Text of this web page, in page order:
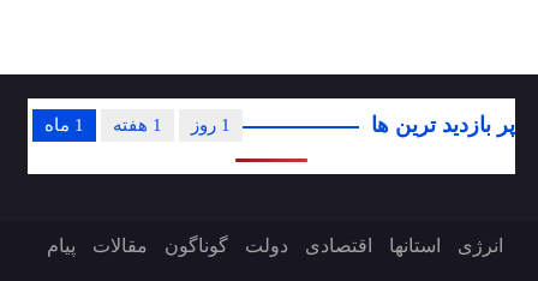
پر بازدید ترین ها 1 ماه 1 هفته 1 روز
انرژی استانها اقتصادی دولت گوناگون مقالات پیام